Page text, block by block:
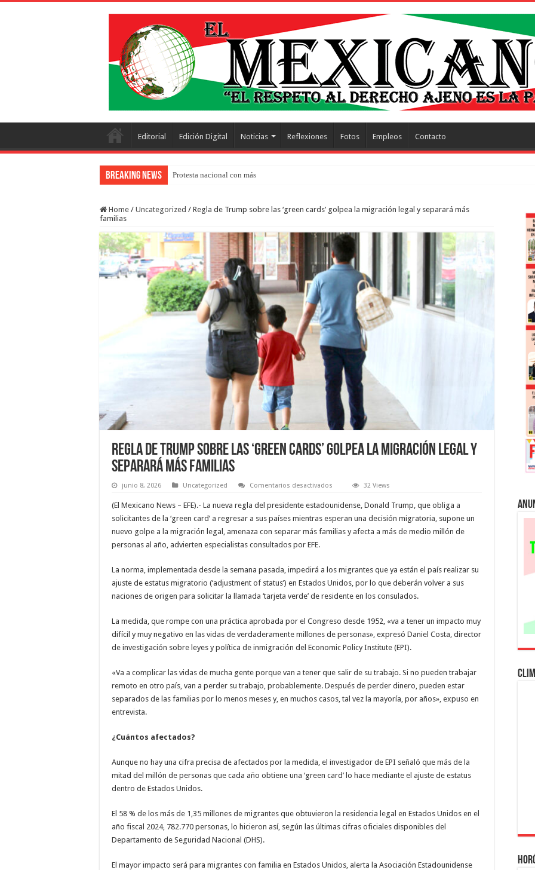
Editorial Edición Digital Noticias Reflexiones Fotos Empleos Contacto
Breaking News Protesta nacional con más de trescientos actos hon
Home / Uncategorized / Regla de Trump sobre las ‘green cards’ golpea la migración legal y separará más
familias
Regla de Trump sobre las ‘green cards’ golpea la migración legal y
separará más familias
junio 8, 2026 Uncategorized Comentarios desactivados
de
Trump
sobre
las
‘green cards’
y
separará
más
familias
32 Views
(El Mexicano News – EFE).- La nueva regla del presidente estadounidense, Donald Trump, que obliga a
solicitantes de la ‘green card’ a regresar a sus países mientras esperan una decisión migratoria, supone un
nuevo golpe a la migración legal, amenaza con separar más familias y afecta a más de medio millón de
personas al año, advierten especialistas consultados por EFE.
La norma, implementada desde la semana pasada, impedirá a los migrantes que ya están el país realizar su
ajuste de estatus migratorio (‘adjustment of status’) en Estados Unidos, por lo que deberán volver a sus
naciones de origen para solicitar la llamada ‘tarjeta verde’ de residente en los consulados.
La medida, que rompe con una práctica aprobada por el Congreso desde 1952, «va a tener un impacto muy
difícil y muy negativo en las vidas de verdaderamente millones de personas», expresó Daniel Costa, director
de investigación sobre leyes y política de inmigración del Economic Policy Institute (EPI).
«Va a complicar las vidas de mucha gente porque van a tener que salir de su trabajo. Si no pueden trabajar
remoto en otro país, van a perder su trabajo, probablemente. Después de perder dinero, pueden estar
separados de las familias por lo menos meses y, en muchos casos, tal vez la mayoría, por años», expuso en
entrevista.
¿Cuántos afectados?
Aunque no hay una cifra precisa de afectados por la medida, el investigador de EPI señaló que más de la
mitad del millón de personas que cada año obtiene una ‘green card’ lo hace mediante el ajuste de estatus
dentro de Estados Unidos.
El 58 % de los más de 1,35 millones de migrantes que obtuvieron la residencia legal en Estados Unidos en el
año fiscal 2024, 782.770 personas, lo hicieron así, según las últimas cifras oficiales disponibles del
Departamento de Seguridad Nacional (DHS).
El mayor impacto será para migrantes con familia en Estados Unidos, alerta la Asociación Estadounidense